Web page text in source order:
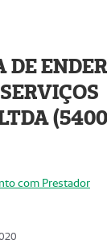
com Prestador